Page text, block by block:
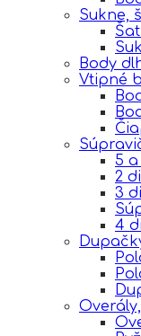
Sukne,
Body
Vtipné
5
2
3
4